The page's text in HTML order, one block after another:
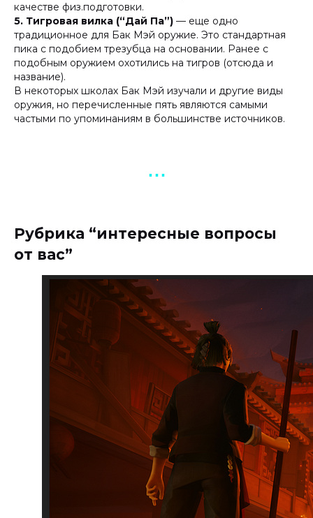
качестве физ.подготовки.
5. Тигровая вилка (“Дай Па”) — еще одно
традиционное для Бак Мэй оружие. Это стандартная
пика с подобием трезубца на основании. Ранее с
подобным оружием охотились на тигров (отсюда и
название).
В некоторых школах Бак Мэй изучали и другие виды
оружия, но перечисленные пять являются самыми
частыми по упоминаниям в большинстве источников.
▪︎ ▪︎ ▪︎
Рубрика “интересные вопросы
от вас”